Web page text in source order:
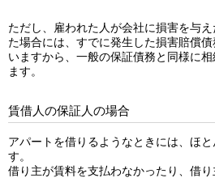
ただし、雇われた人が会社に損害を与
た場合には、すでに発生した損害賠償
いますから、一般の保証債務と同様に
ます。
賃借人の保証人の場合
アパートを借りるようなときには、ほ
す。
借り主が賃料を支払わなかったり、借